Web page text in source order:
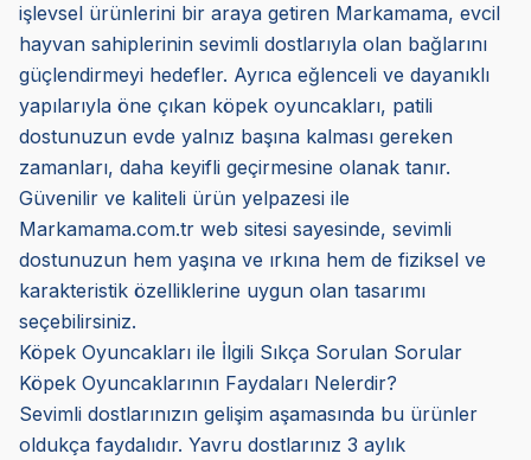
işlevsel ürünlerini bir araya getiren Markamama, evcil
hayvan sahiplerinin sevimli dostlarıyla olan bağlarını
güçlendirmeyi hedefler. Ayrıca eğlenceli ve dayanıklı
yapılarıyla öne çıkan köpek oyuncakları, patili
dostunuzun evde yalnız başına kalması gereken
zamanları, daha keyifli geçirmesine olanak tanır.
Güvenilir ve kaliteli ürün yelpazesi ile
Markamama.com.tr web sitesi sayesinde, sevimli
dostunuzun hem yaşına ve ırkına hem de fiziksel ve
karakteristik özelliklerine uygun olan tasarımı
seçebilirsiniz.
Köpek Oyuncakları ile İlgili Sıkça Sorulan Sorular
Köpek Oyuncaklarının Faydaları Nelerdir?
Sevimli dostlarınızın gelişim aşamasında bu ürünler
oldukça faydalıdır. Yavru dostlarınız 3 aylık